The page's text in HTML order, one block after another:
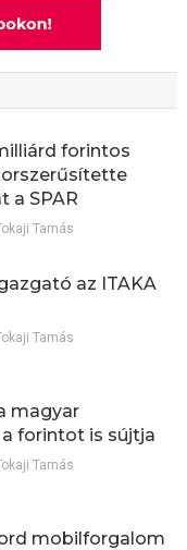
forintos
a SPAR
Tamás
az ITAKA
Tamás
magyar
forintot is sújtja
Tamás
mobilforgalom